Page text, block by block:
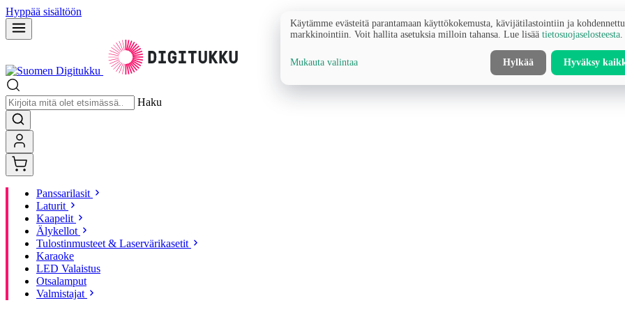
Hyppää sisältöön
Haku
Panssarilasit
Laturit
Kaapelit
Älykellot
Tulostinmusteet & Laservärikasetit
Karaoke
LED Valaistus
Otsalamput
Valmistajat
Käytämme evästeitä parantamaan käyttökokemusta, kävijätilastointiin ja
markkinointiin. Voit hallita asetuksia milloin tahansa. Lue lisää tietosuojaselosteesta
Mukauta valintaa Hylkää Hyväksy